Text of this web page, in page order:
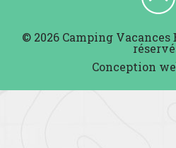
© 2026 Camping
Conception